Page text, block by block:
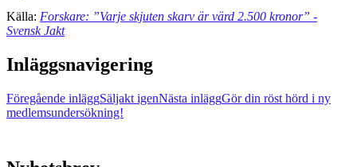
Källa: Forskare: ”Varje skjuten skarv är värd 2.500 kronor” -
Svensk Jakt
Inläggsnavigering
Föregående inläggSäljakt igenNästa inläggGör din röst hörd i ny
medlemsundersökning!